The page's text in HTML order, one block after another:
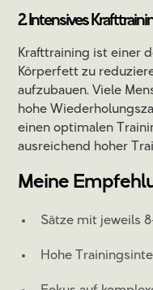
2. Intensives
Krafttraining ist einer
Körperfett zu
aufzubauen. Viele
hohe
einen optimalen
ausreichend hoher
Meine
Sätze mit jeweils
Hohe